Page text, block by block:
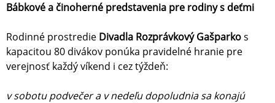
Bábkové a činoherné predstavenia pre rodiny s deťmi
Rodinné prostredie Divadla Rozprávkový Gašparkos
kapacitou 80 divákov ponúka pravidelné hranie pre
verejnosť každý víkend i cez týždeň:
v sobotu podvečer a v nedeľu dopoludnia sa konajú